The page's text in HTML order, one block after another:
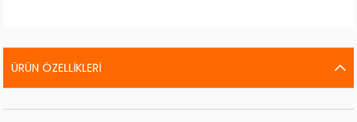
ÜRÜN ÖZELLIKLERI